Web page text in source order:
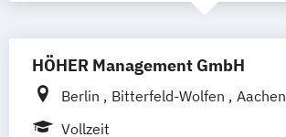
HÖHER Management GmbH
Berlin Bitterfeld-Wolfen Aachen
Augsburg
Vollzeit